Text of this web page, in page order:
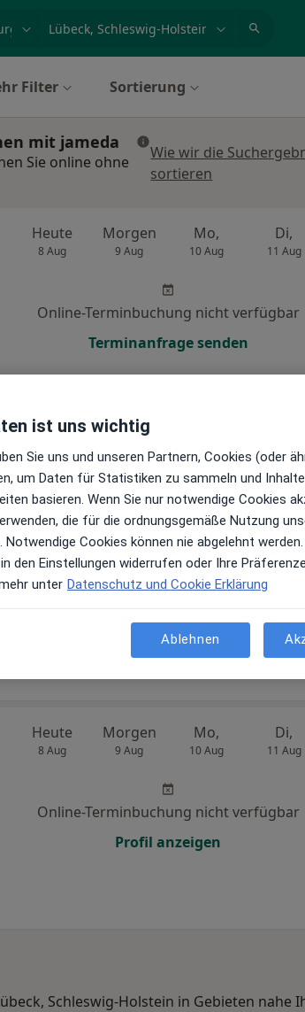
Filter Sortierung
mit jameda
Sie online ohne
Wie wir die
sortieren
Heute
8 Aug
Morgen
9 Aug
Mo,
10 Aug
Di,
11 Aug
Online-Terminbuchung nicht verfügbar
Terminanfrage senden
Heute
8 Aug
Morgen
9 Aug
Mo,
10 Aug
Di,
11 Aug
Online-Terminbuchung nicht verfügbar
Terminanfrage senden
Heute
8 Aug
Morgen
9 Aug
Mo,
10 Aug
Di,
11 Aug
Online-Terminbuchung nicht verfügbar
Profil anzeigen
Schleswig-Holstein in Gebieten nahe
ist uns wichtig
Sie uns und unseren Partnern, Cookies (oder
um Daten für Statistiken zu sammeln und
basieren. Wenn Sie nur notwendige Cookies
die für die ordnungsgemäße Nutzung
Cookies können nie abgelehnt werden.
den Einstellungen widerrufen oder Ihre
unter Datenschutz und Cookie Erklärung
Ablehnen